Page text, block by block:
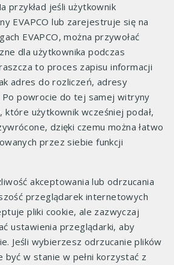
przykład jeśli użytkownik
EVAPCO lub zarejestruje się na
EVAPCO, można przywołać
dla użytkownika podczas
to proces zapisu informacji
adres do rozliczeń, adresy
powrocie do tej samej witryny
które użytkownik wcześniej podał,
dzięki czemu można łatwo
przez siebie funkcji
akceptowania lub odrzucania
przeglądarek internetowych
pliki cookie, ale zazwyczaj
ustawienia przeglądarki, aby
Jeśli wybierzesz odrzucanie plików
być w stanie w pełni korzystać z